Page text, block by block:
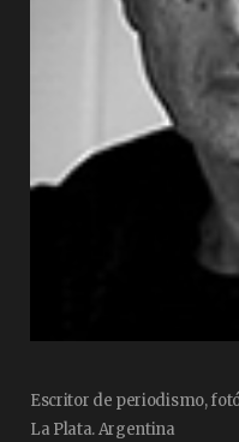
Escritor de periodismo,
La Plata. Argentina